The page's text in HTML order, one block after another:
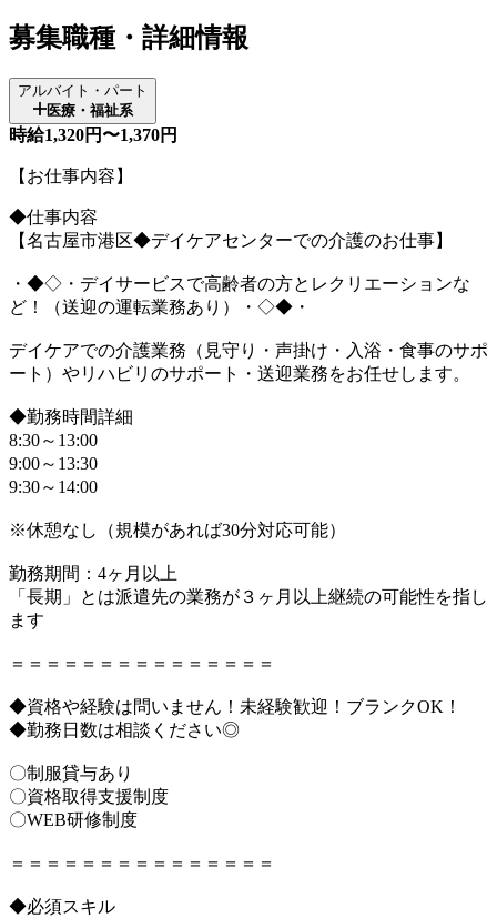
募集職種・詳細情報
アルバイト・パート
医療・福祉系
時給1,320円〜1,370円
【お仕事内容】
◆仕事内容
【名古屋市港区◆デイケアセンターでの介護のお仕事】
・◆◇・デイサービスで高齢者の方とレクリエーションな
ど！（送迎の運転業務あり）・◇◆・
デイケアでの介護業務（見守り・声掛け・入浴・食事のサポ
ート）やリハビリのサポート・送迎業務をお任せします。
◆勤務時間詳細
8:30～13:00
9:00～13:30
9:30～14:00
※休憩なし（規模があれば30分対応可能）
勤務期間：4ヶ月以上
「長期」とは派遣先の業務が３ヶ月以上継続の可能性を指し
ます
＝＝＝＝＝＝＝＝＝＝＝＝＝＝＝
◆資格や経験は問いません！未経験歓迎！ブランクOK！
◆勤務日数は相談ください◎
〇制服貸与あり
〇資格取得支援制度
〇WEB研修制度
＝＝＝＝＝＝＝＝＝＝＝＝＝＝＝
◆必須スキル